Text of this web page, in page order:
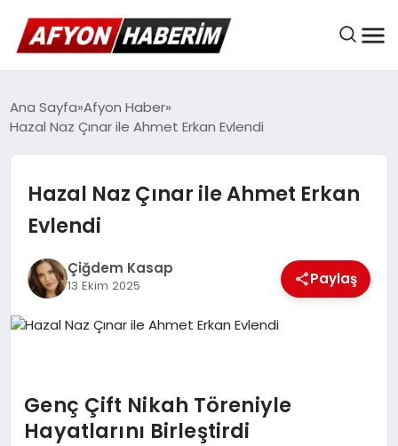
AFYON HABER
BELEDIYELER
EKONOMI
SPOR
Ana Sayfa Afyon Haber
Hazal Naz Çınar ile Ahmet Erkan Evlendi
Hazal Naz Çınar ile Ahmet Erkan
Evlendi
Çiğdem Kasap
13 Ekim 2025 Paylaş
Genç Çift Nikah Töreniyle
Hayatlarını Birleştirdi